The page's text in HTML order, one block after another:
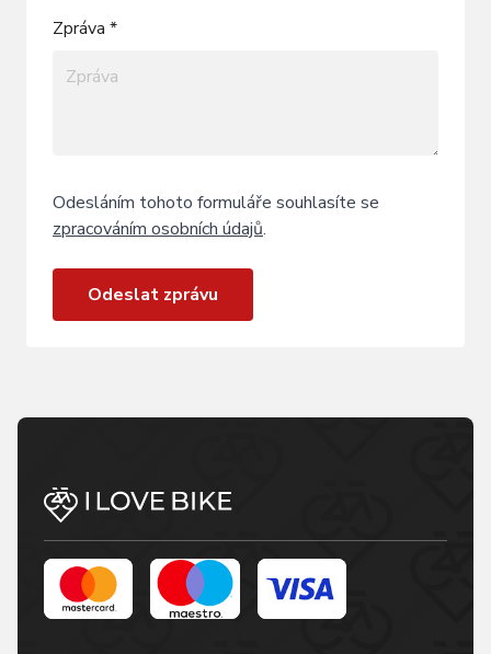
Zpráva *
Odesláním tohoto formuláře souhlasíte se
zpracováním osobních údajů.
Odeslat zprávu